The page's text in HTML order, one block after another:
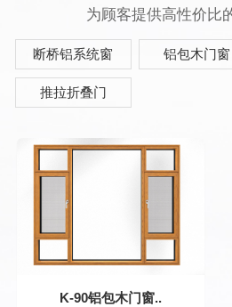
为顾客提供高性价比
断桥铝系统窗 铝包木门窗
推拉折叠门
K-90铝包木门窗..